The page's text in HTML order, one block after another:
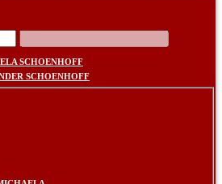
SCHOENHOFF
SCHOENHOFF